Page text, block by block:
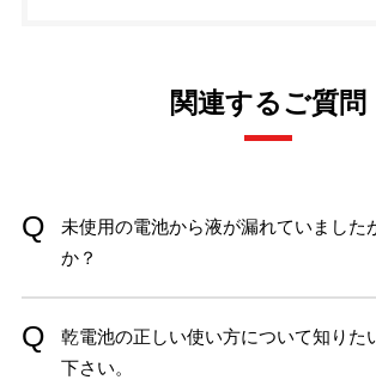
関連するご質問
未使用の電池から液が漏れていました
か？
乾電池の正しい使い方について知りた
下さい。